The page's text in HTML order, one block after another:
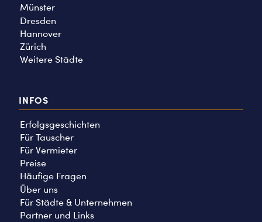
Münster
Dresden
Hannover
Zürich
Weitere Städte
INFOS
Erfolgsgeschichten
Für Tauscher
Für Vermieter
Preise
Häufige Fragen
Über uns
Für Städte & Unternehmen
Partner und Links